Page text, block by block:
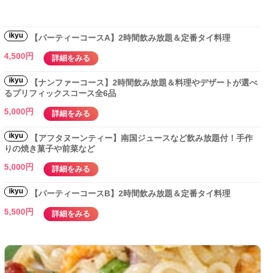
ikyu
【パーティーコースA】2時間飲み放題＆定番タイ料理
4,500円
詳細をみる
ikyu
【ナンファーコース】2時間飲み放題＆料理やデザートが選べ
るプリフィックスコース全6品
5,000円
詳細をみる
ikyu
【アフタヌーンティー】南国ジュースなど飲み放題付！手作
りの焼き菓子や前菜など
5,000円
詳細をみる
ikyu
【パーティーコースB】2時間飲み放題＆定番タイ料理
5,500円
詳細をみる